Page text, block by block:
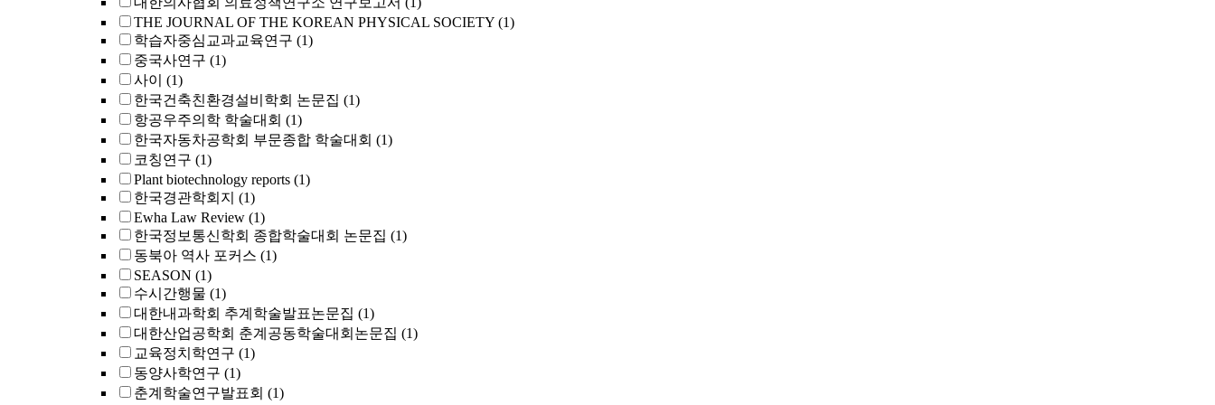
THE JOURNAL OF THE KOREAN PHYSICAL SOCIETY (1)
학습자중심교과교육연구 (1)
중국사연구 (1)
사이
(1)
한국건축친환경설비학회 논문집 (1)
항공우주의학 학술대회 (1)
한국자동차공학회 부문종합 학술대회 (1)
코칭연구 (1)
Plant biotechnology reports (1)
한국경관학회지 (1)
Ewha Law Review (1)
한국정보통신학회 종합학술대회 논문집 (1)
동북아 역사 포커스 (1)
SEASON (1)
수시간행물 (1)
대한내과학회 추계학술발표논문집 (1)
대한산업공학회 춘계공동학술대회논문집 (1)
교육정치학연구 (1)
동양사학연구 (1)
춘계학술연구발표회 (1)